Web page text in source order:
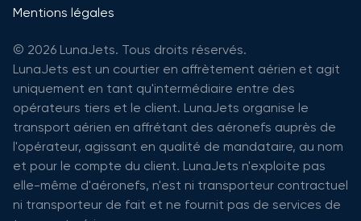
Mentions légales
© 2026 LunaJets. Tous droits réservés.
LunaJets est un courtier en affrètement aérien et agit
uniquement en tant qu'intermédiaire entre des
opérateurs tiers et le client. LunaJets organise le
transport aérien en affrétant des aéronefs auprès de
l'opérateur, agissant en qualité de mandataire, au nom
et pour le compte du client. LunaJets n'exploite pas
elle-même d'aéronefs, n'est ni transporteur contractuel
ni transporteur de fait et ne fournit pas de services de